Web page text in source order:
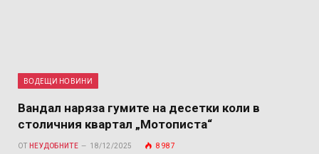
ВОДЕЩИ НОВИНИ
Вандал наряза гумите на десетки коли в
столичния квартал „Мотописта“
ОТ НЕУДОБНИТЕ 18/12/2025 8 987